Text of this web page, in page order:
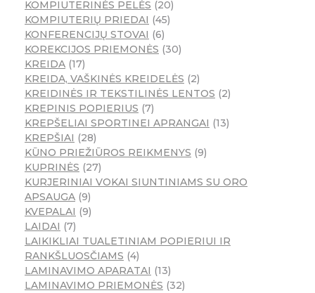
KOMPIUTERINĖS PELĖS
20
KOMPIUTERIŲ PRIEDAI
45
KONFERENCIJŲ STOVAI
6
KOREKCIJOS PRIEMONĖS 30
KREIDA 17
KREIDA, VAŠKINĖS KREIDELĖS
2
KREIDINĖS IR TEKSTILINĖS LENTOS
2
KREPINIS POPIERIUS 7
KREPŠELIAI SPORTINEI APRANGAI
13
KREPŠIAI
28
KŪNO PRIEŽIŪROS REIKMENYS 9
KUPRINĖS
27
KURJERINIAI VOKAI SIUNTINIAMS SU ORO
APSAUGA 9
KVEPALAI
9
LAIDAI
7
LAIKIKLIAI TUALETINIAM POPIERIUI IR
RANKŠLUOSČIAMS 4
LAMINAVIMO APARATAI
13
LAMINAVIMO PRIEMONĖS 32